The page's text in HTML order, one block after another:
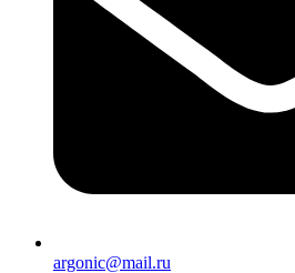
argonic@mail.ru